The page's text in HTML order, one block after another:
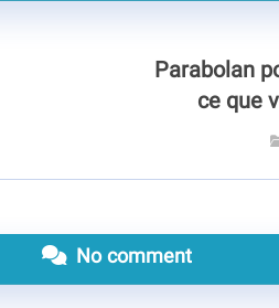
Parabolan
ce que
No comment